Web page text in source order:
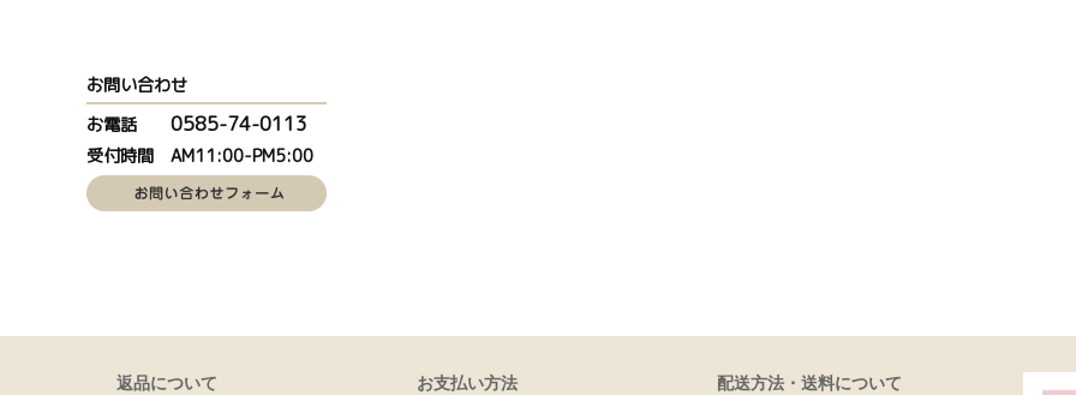
お問い合わせ
お電話 0585-74-0113
受付時間 AM11:00-PM5:00
返品について お支払い方法 配送方法・送料について